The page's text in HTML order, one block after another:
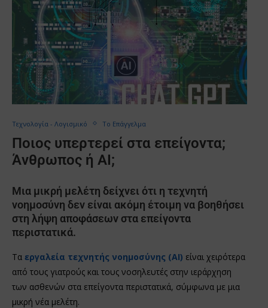
Τεχνολογία - Λογισμικό Το Επάγγελμα
Ποιος υπερτερεί στα επείγοντα;
Άνθρωπος ή ΑΙ;
Μια μικρή μελέτη δείχνει ότι η τεχνητή
νοημοσύνη δεν είναι ακόμη έτοιμη να βοηθήσει
στη λήψη αποφάσεων στα επείγοντα
περιστατικά.
Τα εργαλεία τεχνητής νοημοσύνης (AI) είναι χειρότερα
από τους γιατρούς και τους νοσηλευτές στην ιεράρχηση
των ασθενών στα επείγοντα περιστατικά, σύμφωνα με μια
μικρή νέα μελέτη.